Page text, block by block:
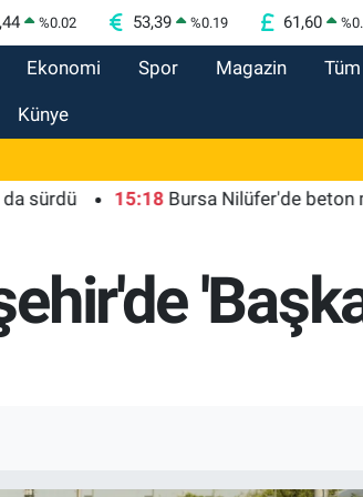
%0.02 53,39 %0.19 61,60 %
Ekonomi Spor Magazin
Künye
15:18 Bursa Nilüfer'de beton